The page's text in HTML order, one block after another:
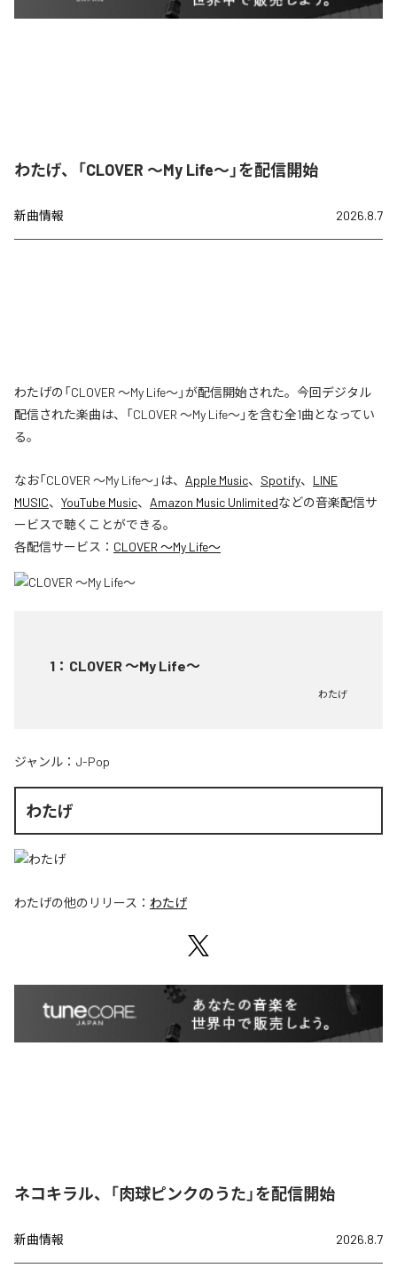
わたげ、「CLOVER ～My Life～」を配信開始
新曲情報 2026.8.7
わたげの「CLOVER ～My Life～」が配信開始された。今回デジタル
配信された楽曲は、「CLOVER ～My Life～」を含む全1曲となってい
る。
なお「CLOVER ～My Life～」は、 Apple Music、 Spotify、 LINE
MUSIC、 YouTube Music、 Amazon Music Unlimitedなどの音楽配信サ
ービスで聴くことができる。
各配信サービス： CLOVER ～My Life～
1 ： CLOVER ～My Life～
わたげ
ジャンル： J-Pop
わたげ
わたげの他のリリース： わたげ
ネコキラル、「肉球ピンクのうた」を配信開始
新曲情報 2026.8.7